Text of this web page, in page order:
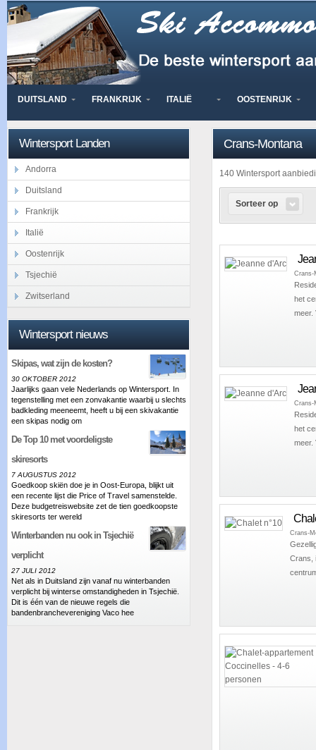
DUITSLAND FRANKRIJK ITALIË OOSTENRIJK
Wintersport Landen
Andorra
Duitsland
Frankrijk
Italië
Oostenrijk
Tsjechië
Zwitserland
Wintersport nieuws
Skipas, wat zijn de kosten?
30 OKTOBER 2012
Jaarlijks gaan vele Nederlands op Wintersport. In
tegenstelling met een zonvakantie waarbij u slechts
badkleding meeneemt, heeft u bij een skivakantie
een skipas nodig om
De Top 10 met voordeligste
skiresorts
7 AUGUSTUS 2012
Goedkoop skiën doe je in Oost-Europa, blijkt uit
een recente lijst die Price of Travel samenstelde.
Deze budgetreiswebsite zet de tien goedkoopste
skiresorts ter wereld
Winterbanden nu ook in Tsjechië
verplicht
27 JULI 2012
Net als in Duitsland zijn vanaf nu winterbanden
verplicht bij winterse omstandigheden in Tsjechië.
Dit is één van de nieuwe regels die
bandenbranchevereniging Vaco hee
Crans-Montana
140 Wintersport
Sorteer op
Crans-
het
meer.
Crans-
het
meer.
Crans-
Crans,